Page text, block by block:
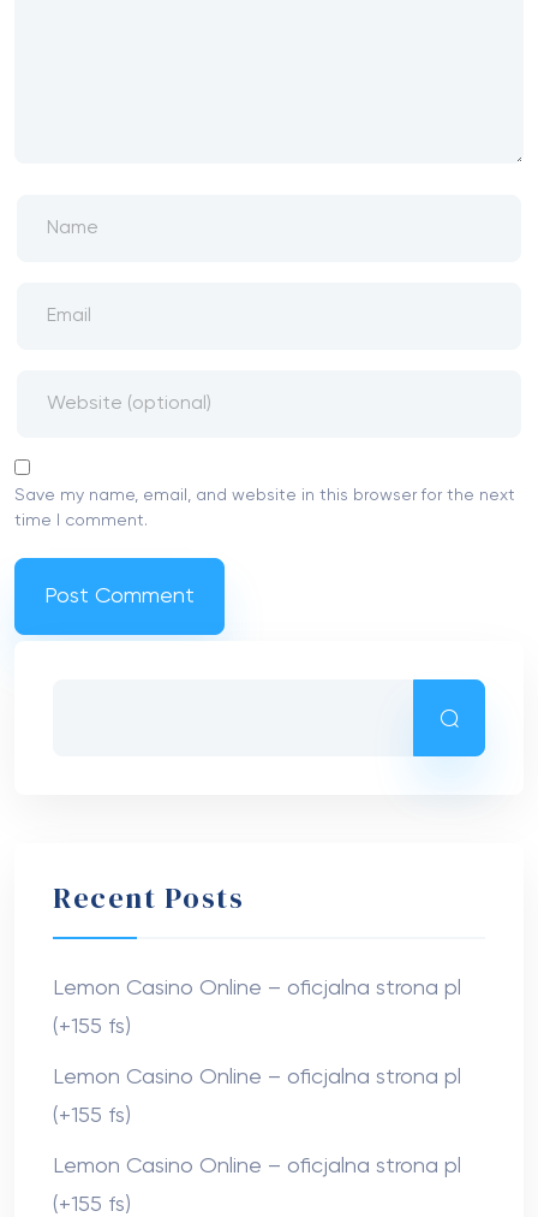
Save my name, email, and website in this browser for the next
time I comment.
Recent Posts
Lemon Casino Online – oficjalna strona pl
(+155 fs)
Lemon Casino Online – oficjalna strona pl
(+155 fs)
Lemon Casino Online – oficjalna strona pl
(+155 fs)